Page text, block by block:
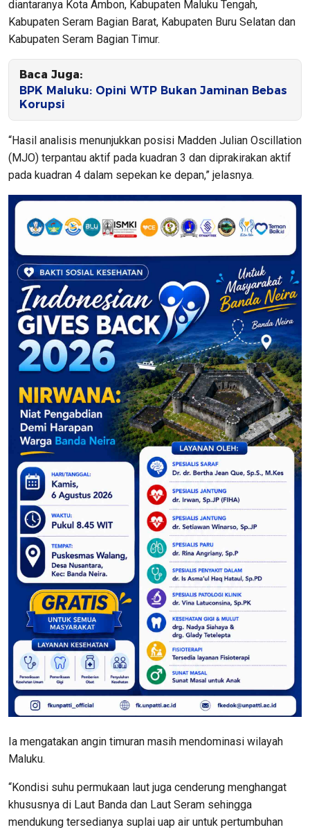
diantaranya Kota Ambon, Kabupaten Maluku Tengah,
Kabupaten Seram Bagian Barat, Kabupaten Buru Selatan dan
Kabupaten Seram Bagian Timur.
Baca Juga:
BPK Maluku: Opini WTP Bukan Jaminan Bebas
Korupsi
“Hasil analisis menunjukkan posisi Madden Julian Oscillation
(MJO) terpantau aktif pada kuadran 3 dan diprakirakan aktif
pada kuadran 4 dalam sepekan ke depan,” jelasnya.
Ia mengatakan angin timuran masih mendominasi wilayah
Maluku.
“Kondisi suhu permukaan laut juga cenderung menghangat
khususnya di Laut Banda dan Laut Seram sehingga
mendukung tersedianya suplai uap air untuk pertumbuhan